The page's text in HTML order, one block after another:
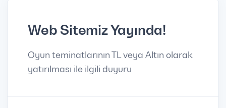
Web Sitemiz Yayında!
Oyun teminatlarının TL veya Altın olarak
yatırılması ile ilgili duyuru